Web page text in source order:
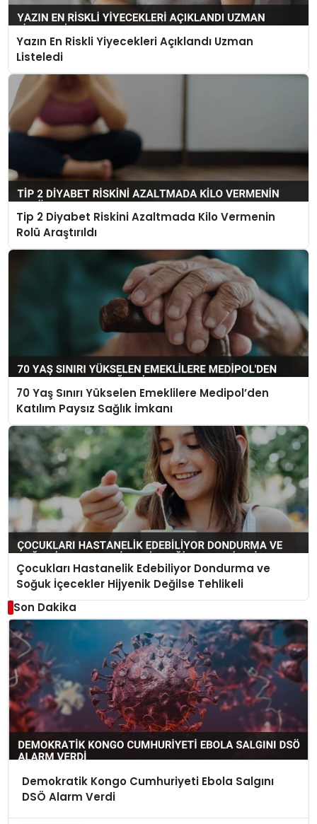
Yazın En Riskli Yiyecekleri Açıklandı Uzman
Listeledi
Tip 2 Diyabet Riskini Azaltmada Kilo Vermenin
Rolü Araştırıldı
70 Yaş Sınırı Yükselen Emeklilere Medipol’den
Katılım Paysız Sağlık İmkanı
Çocukları Hastanelik Edebiliyor Dondurma ve
Soğuk İçecekler Hijyenik Değilse Tehlikeli
Son Dakika
Demokratik Kongo Cumhuriyeti Ebola Salgını
DSÖ Alarm Verdi